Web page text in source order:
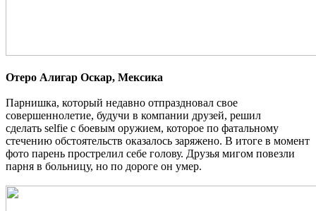
Отеро Алигар Оскар, Мексика
Парнишка, который недавно отпраздновал свое
совершеннолетие, будучи в компании друзей, решил
сделать selfie с боевым оружием, которое по фатальному
стечению обстоятельств оказалось заряжено. В итоге в момент
фото парень прострелил себе голову. Друзья мигом повезли
парня в больницу, но по дороге он умер.